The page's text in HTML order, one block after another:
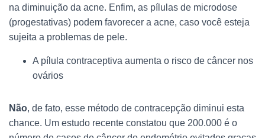
na diminuição da acne. Enfim, as pílulas de microdose
(progestativas) podem favorecer a acne, caso você esteja
sujeita a problemas de pele.
A pílula contraceptiva aumenta o risco de câncer nos
ovários
Não, de fato, esse método de contracepção diminui esta
chance. Um estudo recente constatou que 200.000 é o